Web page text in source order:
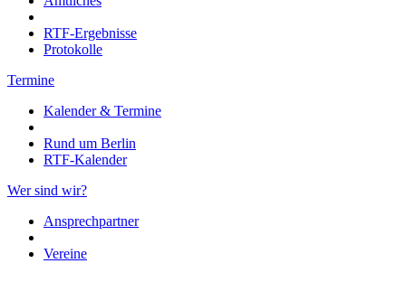
RTF-Ergebnisse
Protokolle
Termine
Kalender & Termine
Rund um Berlin
RTF-Kalender
Wer sind wir?
Ansprechpartner
Vereine